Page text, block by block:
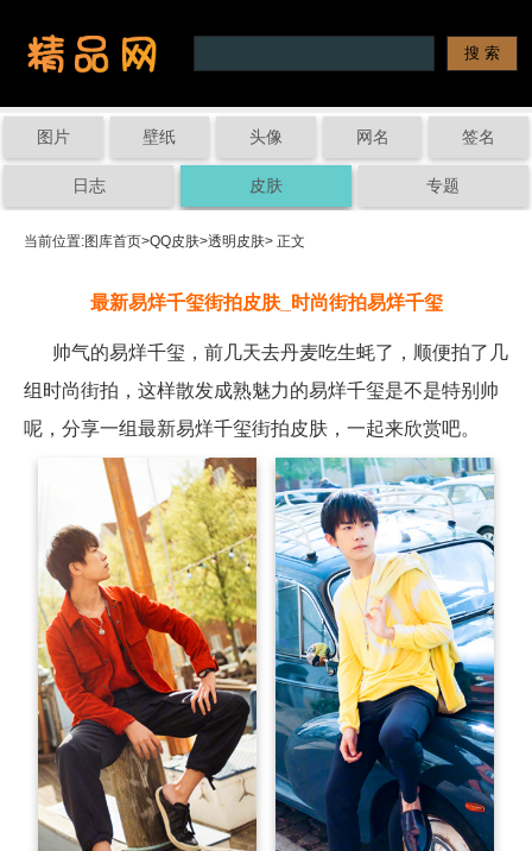
图片 壁纸 头像 网名 签名
日志 皮肤 专题
当前位置:图库首页>QQ皮肤>透明皮肤> 正文
最新易烊千玺街拍皮肤_时尚街拍易烊千玺
帅气的易烊千玺，前几天去丹麦吃生蚝了，顺便拍了几
组时尚街拍，这样散发成熟魅力的易烊千玺是不是特别帅
呢，分享一组最新易烊千玺街拍皮肤，一起来欣赏吧。